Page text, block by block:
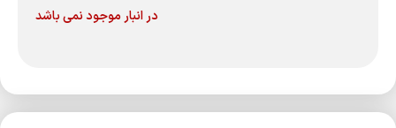
در انبار موجود نمی باشد